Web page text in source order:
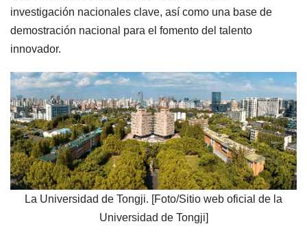
investigación nacionales clave, así como una base de
demostración nacional para el fomento del talento
innovador.
La Universidad de Tongji. [Foto/Sitio web oficial de la
Universidad de Tongji]